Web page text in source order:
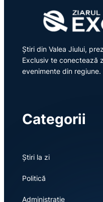
Știri din Valea Jiului,
Exclusiv te conectează
evenimente din regiune.
Categorii
Știri la zi
Politică
Administrație